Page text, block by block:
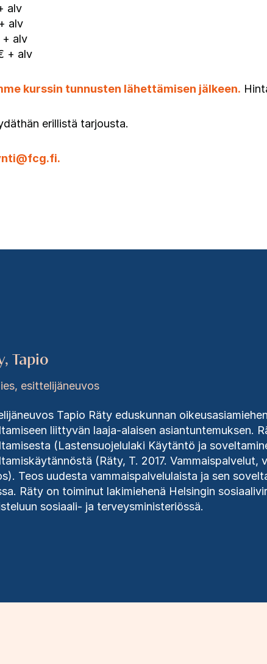
alv
alv
+ alv
+ alv
kurssin tunnusten lähettämisen jälkeen.
erillistä tarjousta.
Tapio
esittelijäneuvos
Tapio Räty eduskunnan
liittyvän laaja-alaisen asiantuntemuksen.
(Lastensuojelulaki Käytäntö ja
(Räty, T. 2017.
Teos uudesta vammaispalvelulaista ja sen
Räty on toiminut lakimiehenä Helsingin
sosiaali- ja terveysministeriössä.